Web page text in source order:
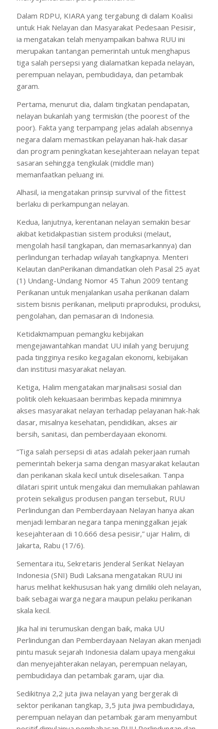
Dalam RDPU, KIARA yang tergabung di dalam Koalisi
untuk Hak Nelayan dan Masyarakat Pedesaan Pesisir,
ia mengatakan telah menyampaikan bahwa RUU ini
merupakan tantangan pemerintah untuk menghapus
tiga salah persepsi yang dialamatkan kepada nelayan,
perempuan nelayan, pembudidaya, dan petambak
garam.
Pertama, menurut dia, dalam tingkatan pendapatan,
nelayan bukanlah yang termiskin (the poorest of the
poor). Fakta yang terpampang jelas adalah absennya
negara dalam memastikan pelayanan hak-hak dasar
dan program peningkatan kesejahteraan nelayan tepat
sasaran sehingga tengkulak (middle man)
memanfaatkan peluang ini.
Alhasil, ia mengatakan prinsip survival of the fittest
berlaku di perkampungan nelayan.
Kedua, lanjutnya, kerentanan nelayan semakin besar
akibat ketidakpastian sistem produksi (melaut,
mengolah hasil tangkapan, dan memasarkannya) dan
perlindungan terhadap wilayah tangkapnya. Menteri
Kelautan danPerikanan dimandatkan oleh Pasal 25 ayat
(1) Undang-Undang Nomor 45 Tahun 2009 tentang
Perikanan untuk menjalankan usaha perikanan dalam
sistem bisnis perikanan, meliputi praproduksi, produksi,
pengolahan, dan pemasaran di Indonesia.
Ketidakmampuan pemangku kebijakan
mengejawantahkan mandat UU inilah yang berujung
pada tingginya resiko kegagalan ekonomi, kebijakan
dan institusi masyarakat nelayan.
Ketiga, Halim mengatakan marjinalisasi sosial dan
politik oleh kekuasaan berimbas kepada minimnya
akses masyarakat nelayan terhadap pelayanan hak-hak
dasar, misalnya kesehatan, pendidikan, akses air
bersih, sanitasi, dan pemberdayaan ekonomi.
“Tiga salah persepsi di atas adalah pekerjaan rumah
pemerintah bekerja sama dengan masyarakat kelautan
dan perikanan skala kecil untuk diselesaikan. Tanpa
dilatari spirit untuk mengakui dan memuliakan pahlawan
protein sekaligus produsen pangan tersebut, RUU
Perlindungan dan Pemberdayaan Nelayan hanya akan
menjadi lembaran negara tanpa meninggalkan jejak
kesejahteraan di 10.666 desa pesisir,” ujar Halim, di
Jakarta, Rabu (17/6).
Sementara itu, Sekretaris Jenderal Serikat Nelayan
Indonesia (SNI) Budi Laksana mengatakan RUU ini
harus melihat kekhususan hak yang dimiliki oleh nelayan,
baik sebagai warga negara maupun pelaku perikanan
skala kecil.
Jika hal ini terumuskan dengan baik, maka UU
Perlindungan dan Pemberdayaan Nelayan akan menjadi
pintu masuk sejarah Indonesia dalam upaya mengakui
dan menyejahterakan nelayan, perempuan nelayan,
pembudidaya dan petambak garam, ujar dia.
Sedikitnya 2,2 juta jiwa nelayan yang bergerak di
sektor perikanan tangkap, 3,5 juta jiwa pembudidaya,
perempuan nelayan dan petambak garam menyambut